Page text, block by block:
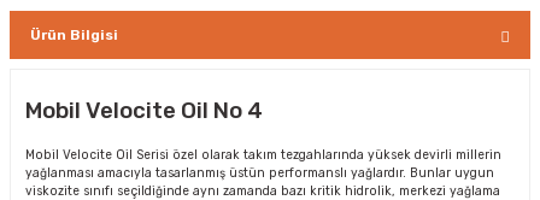
Ürün Bilgisi
Mobil Velocite Oil No 4
Mobil Velocite Oil Serisi özel olarak takım tezgahlarında yüksek devirli millerin
yağlanması amacıyla tasarlanmış üstün performanslı yağlardır. Bunlar uygun
viskozite sınıfı seçildiğinde aynı zamanda bazı kritik hidrolik, merkezi yağlama